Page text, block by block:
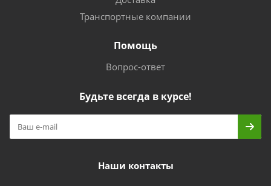
Транспортные компании
Помощь
Вопрос-ответ
Будьте всегда в курсе!
Наши контакты